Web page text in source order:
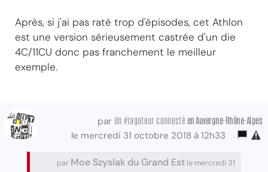
Après, si j'ai pas raté trop d'épisodes, cet Athlon
est une version sérieusement castrée d'un die
4C/11CU donc pas franchement le meilleur
exemple.
par Un #ragoteur connecté en Auvergne-Rhône-Alpes
le mercredi 31 octobre 2018 à 12h33
par Moe Szyslak du Grand Est le mercredi 31